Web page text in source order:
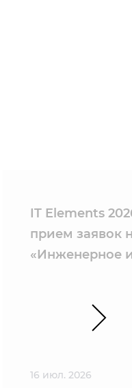
IT Elements
прием заявок
«Инженерное
16 июл. 2026